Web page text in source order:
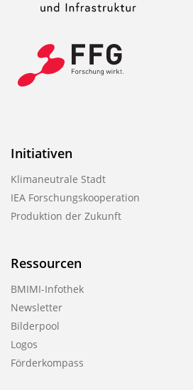
Initiativen
Klimaneutrale Stadt
IEA Forschungskooperation
Produktion der Zukunft
Ressourcen
BMIMI-Infothek
Newsletter
Bilderpool
Logos
Förderkompass